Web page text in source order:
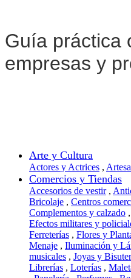
Guía práctica
empresas y
Arte y Cultura
Actores y Actrices ,
Comercios y Tiendas
Accesorios de vestir,
Bricolaje , Centros
Complementos y calzado ,
Efectos militares y
Ferreterías , Flores y
Menaje , Iluminación y
musicales , Joyas y
Librerías , Loterías ,